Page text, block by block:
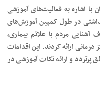
اشاره به فعالیت‌های آموزشی
در طول کمپین آموزش‌های
آشنایی مردم با علائم بیماری،
درمانی ارائه کردند. این اقدامات
پرتردد و ارائه نکات آموزشی در